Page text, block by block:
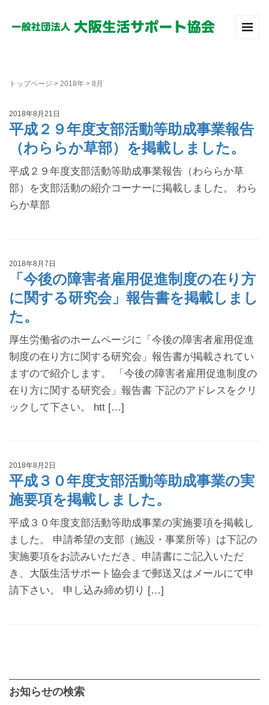
トップページ > 2018年 > 8月
2018年8月21日
平成２９年度支部活動等助成事業報告
（わららか草部）を掲載しました。
平成２９年度支部活動等助成事業報告（わららか草
部）を支部活動の紹介コーナーに掲載しました。 わら
らか草部
2018年8月7日
「今後の障害者雇用促進制度の在り方
に関する研究会」報告書を掲載しまし
た。
厚生労働省のホームページに「今後の障害者雇用促進
制度の在り方に関する研究会」報告書が掲載されてい
ますので紹介します。 「今後の障害者雇用促進制度の
在り方に関する研究会」報告書 下記のアドレスをクリ
ックして下さい。 htt […]
2018年8月2日
平成３０年度支部活動等助成事業の実
施要項を掲載しました。
平成３０年度支部活動等助成事業の実施要項を掲載し
ました。 申請希望の支部（施設・事業所等）は下記の
実施要項をお読みいただき、申請書にご記入いただ
き、大阪生活サポート協会まで郵送又はメールにて申
請下さい。 申し込み締め切り […]
お知らせの検索